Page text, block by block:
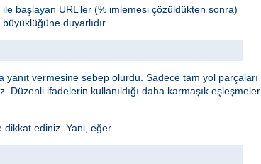
ile başlayan URL’ler (% imlemesi çözüldükten sonra)
duyarlıdır.
yanıt vermesine sebep olurdu. Sadece tam yol parçaları
Düzenli ifadelerin kullanıldığı daha karmaşık eşleşmeler
dikkat ediniz. Yani, eğer